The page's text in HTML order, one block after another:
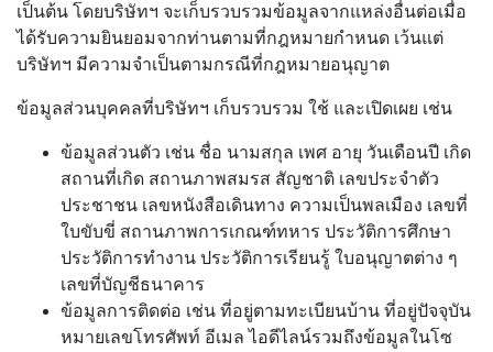
เป็นต้น โดยบริษัทฯ จะเก็บรวบรวมข้อมูลจากแหล่งอื่นต่อเมื่อ
ได้รับความยินยอมจากท่านตามที่กฎหมายกำหนด เว้นแต่
บริษัทฯ มีความจำเป็นตามกรณีที่กฎหมายอนุญาต
ข้อมูลส่วนบุคคลที่บริษัทฯ เก็บรวบรวม ใช้ และเปิดเผย เช่น
ข้อมูลส่วนตัว เช่น ชื่อ นามสกุล เพศ อายุ วันเดือนปี เกิด
สถานที่เกิด สถานภาพสมรส สัญชาติ เลขประจำตัว
ประชาชน เลขหนังสือเดินทาง ความเป็นพลเมือง เลขที่
ใบขับขี่ สถานภาพการเกณฑ์ทหาร ประวัติการศึกษา
ประวัติการทำงาน ประวัติการเรียนรู้ ใบอนุญาตต่าง ๆ
เลขที่บัญชีธนาคาร
ข้อมูลการติดต่อ เช่น ที่อยู่ตามทะเบียนบ้าน ที่อยู่ปัจจุบัน
หมายเลขโทรศัพท์ อีเมล ไอดีไลน์รวมถึงข้อมูลในโซ